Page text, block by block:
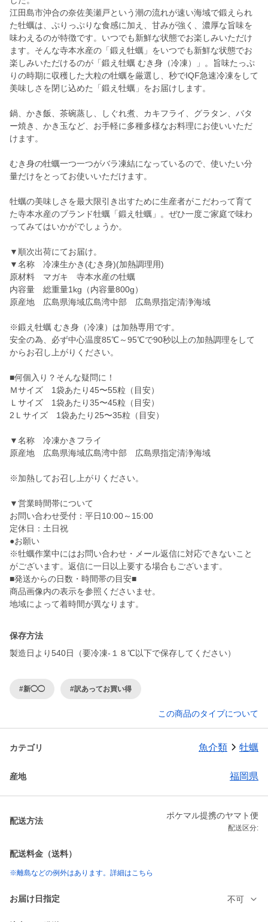
江田島市沖合の奈佐美瀬戸という潮の流れが速い海域で鍛えられ
た牡蠣は、ぷりっぷりな食感に加え、甘みが強く、濃厚な旨味を
味わえるのが特徴です。いつでも新鮮な状態でお楽しみいただけ
ます。そんな寺本水産の「鍛え牡蠣」をいつでも新鮮な状態でお
楽しみいただけるのが「鍛え牡蠣 むき身（冷凍）」。旨味たっぷ
りの時期に収穫した大粒の牡蠣を厳選し、秒でIQF急速冷凍をして
美味しさを閉じ込めた「鍛え牡蠣」をお届けします。
鍋、かき飯、茶碗蒸し、しぐれ煮、カキフライ、グラタン、バタ
ー焼き、かき玉など、お手軽に多種多様なお料理にお使いいただ
けます。
むき身の牡蠣一つ一つがバラ凍結になっているので、使いたい分
量だけをとってお使いいただけます。
牡蠣の美味しさを最大限引き出すために生産者がこだわって育て
た寺本水産のブランド牡蠣「鍛え牡蠣」。ぜひ一度ご家庭で味わ
ってみてはいかがでしょうか。
▼順次出荷にてお届け。
▼名称 冷凍生かき(むき身)(加熱調理用)
原材料 マガキ 寺本水産の牡蠣
内容量 総重量1kg（内容量800g）
原産地 広島県海域広島湾中部 広島県指定清浄海域
※鍛え牡蠣 むき身（冷凍）は加熱専用です。
安全の為、必ず中心温度85℃～95℃で90秒以上の加熱調理をして
からお召し上がりください。
■何個入り？そんな疑問に！
Ｍサイズ 1袋あたり45〜55粒（目安）
Ｌサイズ 1袋あたり35〜45粒（目安）
2Ｌサイズ 1袋あたり25〜35粒（目安）
▼名称 冷凍かきフライ
原産地 広島県海域広島湾中部 広島県指定清浄海域
※加熱してお召し上がりください。
▼営業時間帯について
お問い合わせ受付：平日10:00～15:00
定休日：土日祝
●お願い
※牡蠣作業中にはお問い合わせ・メール返信に対応できないこと
がございます。返信に一日以上要する場合もございます。
■発送からの日数・時間帯の目安■
商品画像内の表示を参照くださいませ。
地域によって着時間が異なります。
保存方法
製造日より540日（要冷凍-１８℃以下で保存してください）
#新◯◯ #訳あってお買い得
この商品のタイプについて
カテゴリ 魚介類 牡蠣
産地 福岡県
配送方法
ポケマル提携のヤマト便
配送区分:
配送料金（送料）
※離島などの例外はあります。詳細はこちら
お届け日指定 不可